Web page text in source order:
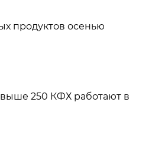
продуктов осенью
250 КФХ работают в